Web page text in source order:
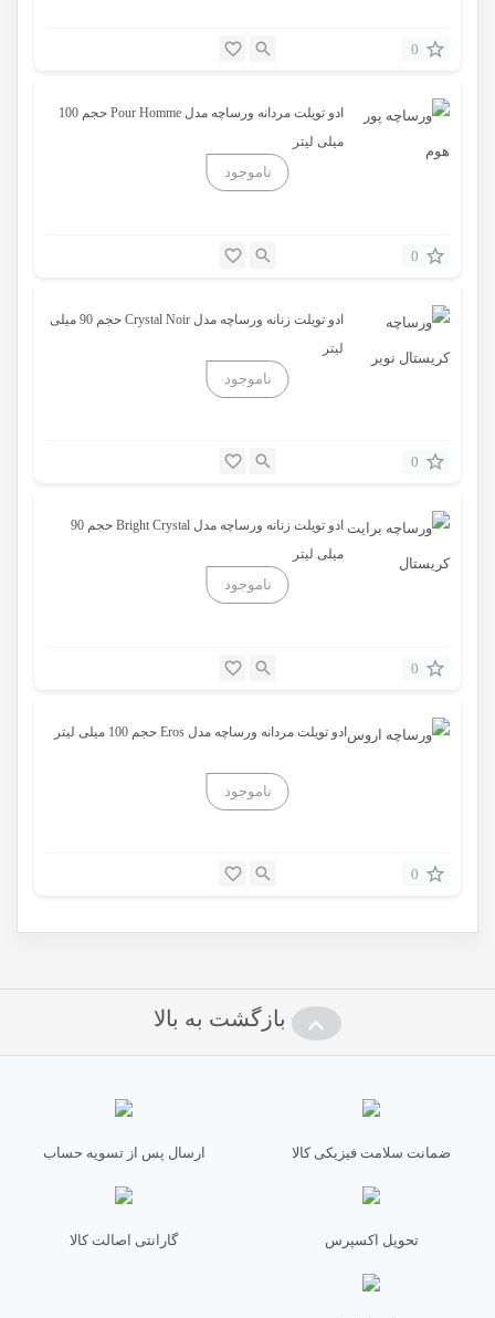
0
ادو تویلت مردانه ورساچه مدل Pour Homme حجم 100
میلی لیتر
0
ادو تویلت زنانه ورساچه مدل Crystal Noir حجم 90 میلی
لیتر
0
ادو تویلت زنانه ورساچه مدل Bright Crystal حجم 90
میلی لیتر
0
ادو تویلت مردانه ورساچه مدل Eros حجم 100 میلی لیتر
0
بازگشت به بالا
ضمانت سلامت فیزیکی کالا ارسال پس از تسویه حساب
تحویل اکسپرس گارانتی اصالت کالا